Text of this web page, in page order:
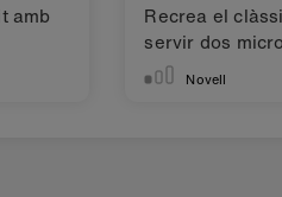
amb
Recrea el
servir dos
Novell